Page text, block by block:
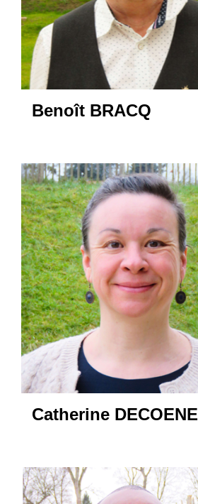
Benoît BRACQ
Catherine DECOENE